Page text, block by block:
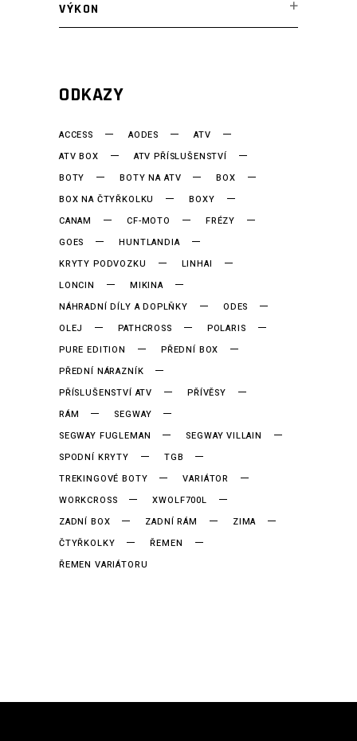
VÝKON
ODKAZY
ACCESS AODES
ATV
ATV BOX
ATV PŘÍSLUŠENSTVÍ
BOTY
BOTY NA ATV
BOX
BOX NA ČTYŘKOLKU
BOXY
CANAM
CF-MOTO
FRÉZY
GOES
HUNTLANDIA
KRYTY PODVOZKU
LINHAI
LONCIN
MIKINA
NÁHRADNÍ DÍLY A DOPLŇKY
ODES
OLEJ
PATHCROSS
POLARIS
PURE EDITION
PŘEDNÍ BOX
PŘEDNÍ NÁRAZNÍK
PŘÍSLUŠENSTVÍ ATV
PŘÍVĚSY
RÁM
SEGWAY
SEGWAY FUGLEMAN
SEGWAY VILLAIN
SPODNÍ KRYTY
TGB
TREKINGOVÉ BOTY
VARIÁTOR
WORKCROSS
XWOLF700L
ZADNÍ BOX
ZADNÍ RÁM
ZIMA
ČTYŘKOLKY
ŘEMEN
ŘEMEN VARIÁTORU